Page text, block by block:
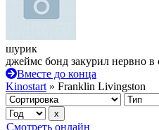
шурик
джеймс бонд закурил нервно в
Вместе до конца
Kinostart » Franklin Livingston
Смотреть онлайн